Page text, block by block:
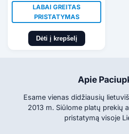
LABAI GREITAS
PRISTATYMAS
Dėti į krepšelį
Apie
Esame vienas didžiausių
2013 m. Siūlome platų prekių
pristatymą visoje